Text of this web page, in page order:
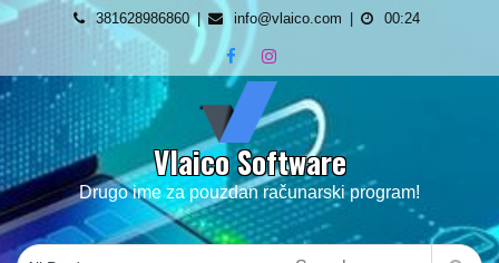
Skip
content
381628986860 info@vlaico.com 00:24
Vlaico Software
Drugo ime za pouzdan računarski program!